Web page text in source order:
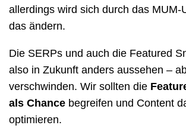
allerdings wird sich durch das MUM-
das ändern.
Die SERPs und auch die Featured
also in Zukunft anders aussehen –
verschwinden. Wir sollten die
als Chance begreifen und Content
optimieren.